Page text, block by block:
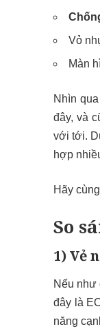
Vỏ
Màn
Nhìn
đây, và
với tới.
hợp
Hãy cùng
So
1) Vẻ
Nếu như
đây là
năng